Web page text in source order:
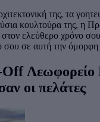
της, τα
κουλτούρα της, η
ελεύθερο χρόνο σου
σου σε αυτή την
Λεωφορείο
οι πελάτες